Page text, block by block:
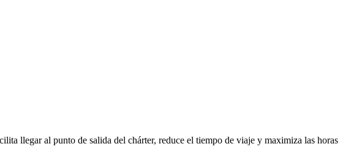
llegar al punto de salida del chárter, reduce el tiempo de viaje y maximiza las horas